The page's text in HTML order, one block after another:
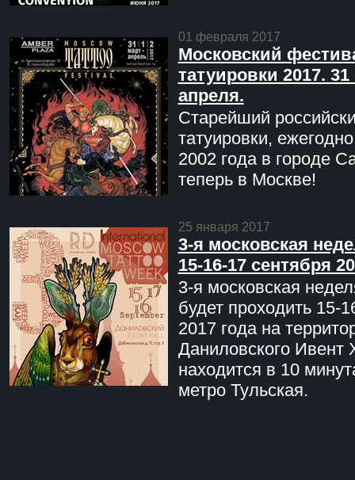
01 февраля 2017
Московский
татуировки 2017. 31
апреля.
Старейший
татуировки,
2002 года в городе
теперь в Москве!
25 января 2017
3-я московская
15-16-17 сентября
3-я московская
будет проходить 15-
2017 года на
Даниловского Ивент
находится в 10
метро Тульская.